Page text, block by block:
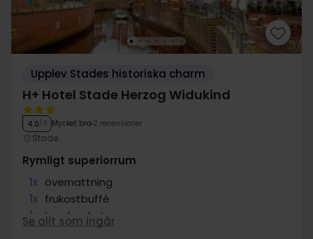
Upplev Stades historiska charm
H+ Hotel Stade Herzog Widukind
4.0/ 5 Mycket bra 2 recensioner
Stade
Rymligt superiorrum
1x övernattning
1x frukostbuffé
1x Lunchpaket
välkomstdrink i lobbyn
Se allt som ingår